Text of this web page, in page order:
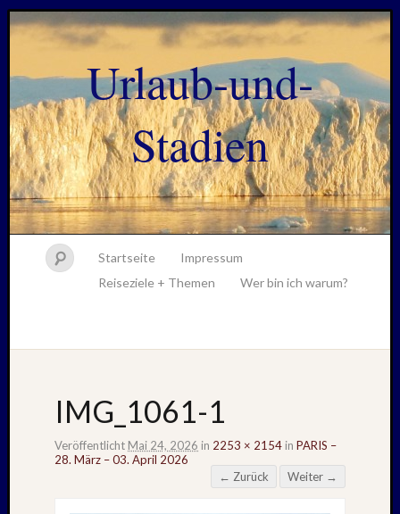
Urlaub-und-
Stadien
Startseite
Impressum
Reiseziele + Themen
Wer bin ich warum?
IMG_1061-1
Veröffentlicht Mai 24, 2026 in 2253 × 2154 in PARIS –
28. März – 03. April 2026
← Zurück
Weiter →